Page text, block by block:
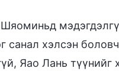
санал хэлсэн
Яао Лань